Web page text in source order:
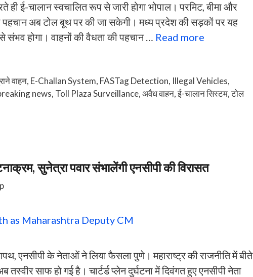
ई-चालान स्वचालित रूप से जारी होगा भोपाल। परमिट, बीमा और
पहचान अब टोल बूथ पर की जा सकेगी। मध्य प्रदेश की सड़कों पर यह
संभव होगा। वाहनों की वैधता की पहचान … Read more
वाहन, E-Challan System, FASTag Detection, Illegal Vehicles,
news, Toll Plaza Surveillance,अवैध वाहन,ई-चालान सिस्टम,टोल
सुनेत्रा पवार संभालेंगी एनसीपी की विरासत
एनसीपी के नेताओं ने लिया फैसला ​पुणे। महाराष्ट्र की राजनीति में बीते
तस्वीर साफ हो गई है। चार्टर्ड प्लेन दुर्घटना में दिवंगत हुए एनसीपी नेता